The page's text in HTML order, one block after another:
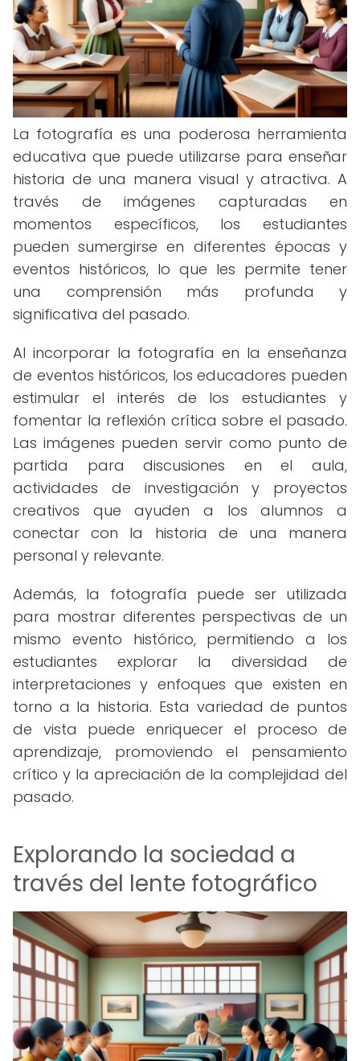
La fotografía es una poderosa herramienta
educativa que puede utilizarse para enseñar
historia de una manera visual y atractiva. A
través de imágenes capturadas en
momentos específicos, los estudiantes
pueden sumergirse en diferentes épocas y
eventos históricos, lo que les permite tener
una comprensión más profunda y
significativa del pasado.
Al incorporar la fotografía en la enseñanza
de eventos históricos, los educadores pueden
estimular el interés de los estudiantes y
fomentar la reflexión crítica sobre el pasado.
Las imágenes pueden servir como punto de
partida para discusiones en el aula,
actividades de investigación y proyectos
creativos que ayuden a los alumnos a
conectar con la historia de una manera
personal y relevante.
Además, la fotografía puede ser utilizada
para mostrar diferentes perspectivas de un
mismo evento histórico, permitiendo a los
estudiantes explorar la diversidad de
interpretaciones y enfoques que existen en
torno a la historia. Esta variedad de puntos
de vista puede enriquecer el proceso de
aprendizaje, promoviendo el pensamiento
crítico y la apreciación de la complejidad del
pasado.
Explorando la sociedad a
través del lente fotográfico